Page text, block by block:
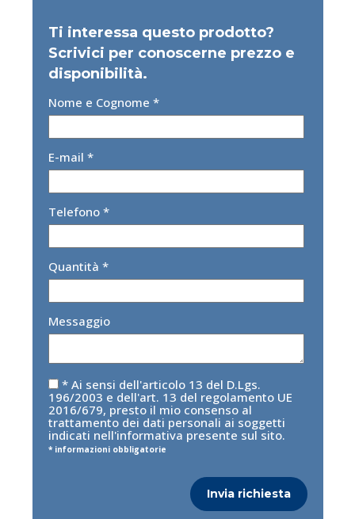
Ti interessa questo prodotto?
Scrivici per conoscerne prezzo e
disponibilità.
Nome e Cognome *
E-mail *
Telefono *
Quantità *
Messaggio
* Ai sensi dell'articolo 13 del D.Lgs.
196/2003 e dell'art. 13 del regolamento UE
2016/679, presto il mio consenso al
trattamento dei dati personali ai soggetti
indicati nell'informativa presente sul sito.
* informazioni obbligatorie
Invia richiesta